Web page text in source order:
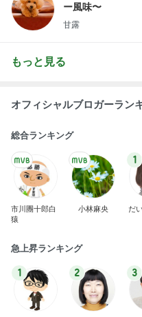
ー風味〜
甘露
もっと見る
オフィシャルブロガーラン
総合ランキング
市川團十郎白
猿
小林麻央
1
だ
急上昇ランキング
1 2 3